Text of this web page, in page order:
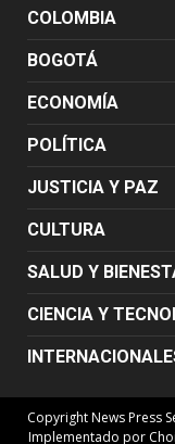
COLOMBIA
BOGOTÁ
ECONOMÍA
POLÍTICA
JUSTICIA Y PAZ
CULTURA
SALUD Y
CIENCIA Y
Copyright News Press
Implementado por